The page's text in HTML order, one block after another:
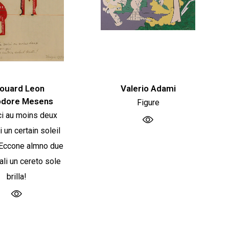
Leon
Mesens
au moins deux
un certain soleil
almno due
un cereto sole
brilla!
Valerio Adami
Figure